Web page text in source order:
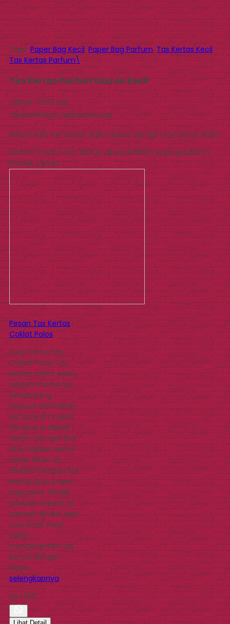
Tags:Paper Bag Kecil,Paper Bag Parfum,Tas Kertas Kecil,
Tas Kertas Parfum\
Tas Kertas Parfum Ukuran Kecil
Dilihat 2.333 kali
Diskusi Belum ada komentar
Belum ada komentar, buka diskusi dengan komentar Anda.
Mohon maaf, form diskusi dinonaktifkan pada produk ini.
Produk Terkait
Pesan Tas Kertas
Coklat Polos
Jual Tas Kertas
Coklat Polos Tas
kertas coklat polos
adalah model tas
kertas yang
terbuat dari bahan
kertas kraft coklat.
Dimana ia dibuat
tanpa ada gambar
atau tulisan sama
sekali. Maka ia
disebut dengan tas
kertas atau paper
bag polos. Model
polosan seperti ini
banyak disukai oleh
customer kami
yang
menginginkan tas
kertas dengan
biaya…
selengkapnya
Rp 1.500